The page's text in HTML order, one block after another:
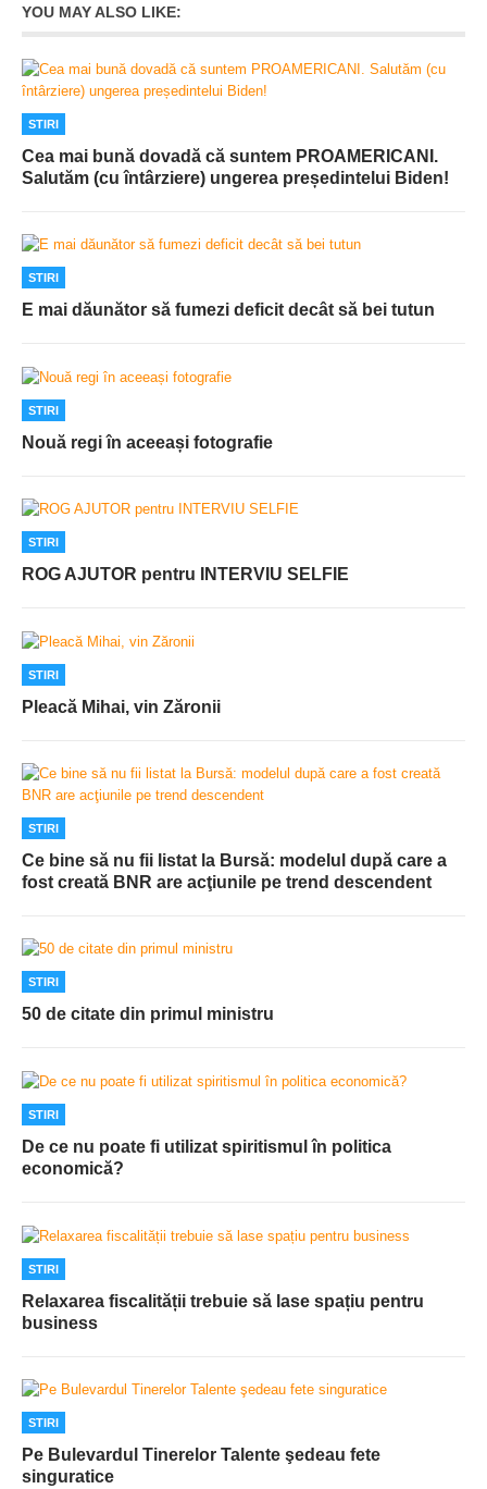
YOU MAY ALSO LIKE:
STIRI
Cea mai bună dovadă că suntem PROAMERICANI.
Salutăm (cu întârziere) ungerea președintelui Biden!
STIRI
E mai dăunător să fumezi deficit decât să bei tutun
STIRI
Nouă regi în aceeași fotografie
STIRI
ROG AJUTOR pentru INTERVIU SELFIE
STIRI
Pleacă Mihai, vin Zăronii
STIRI
Ce bine să nu fii listat la Bursă: modelul după care a
fost creată BNR are acţiunile pe trend descendent
STIRI
50 de citate din primul ministru
STIRI
De ce nu poate fi utilizat spiritismul în politica
economică?
STIRI
Relaxarea fiscalității trebuie să lase spațiu pentru
business
STIRI
Pe Bulevardul Tinerelor Talente şedeau fete
singuratice